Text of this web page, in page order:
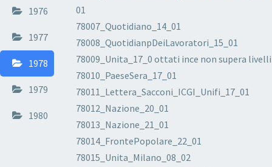
1976
1977
1978
1979
1980
01
78007_Quotidiano_14_01
78008_QuotidianpDeiLavoratori_15_01
78009_Unita_17_0 ottati ince non supera
78010_PaeseSera_17_01
78011_Lettera_Sacconi_ICGI_Unifi_17_01
78012_Nazione_20_01
78013_Nazione_21_01
78014_FrontePopolare_22_01
78015_Unita_Milano_08_02